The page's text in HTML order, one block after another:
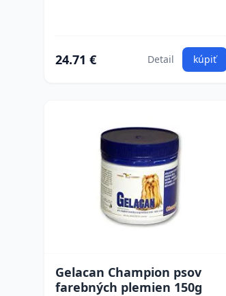
24.71 € Detail kúpiť
Gelacan Champion psov
farebných plemien 150g